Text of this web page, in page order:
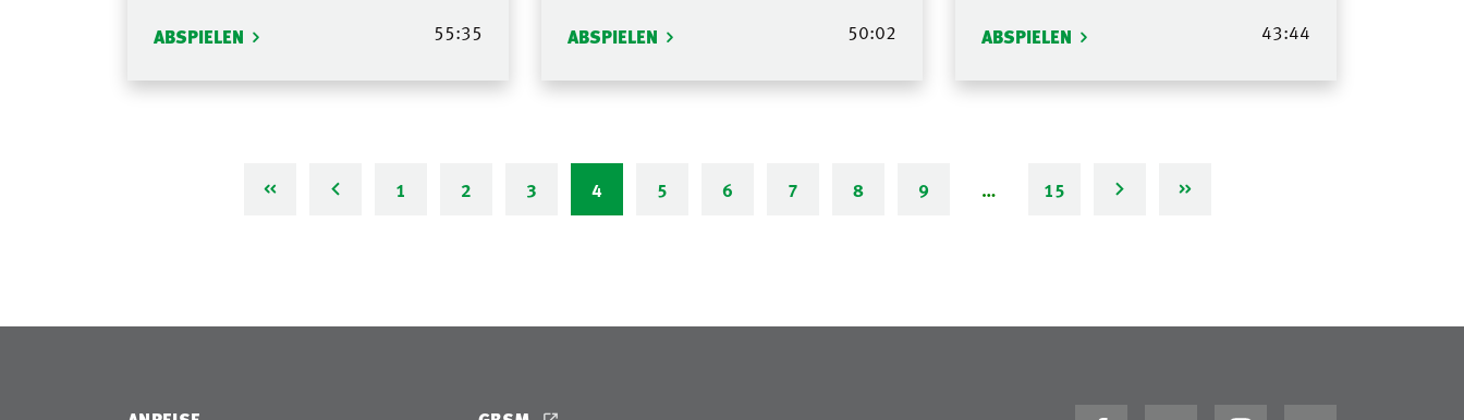
ABSPIELEN 55:35 ABSPIELEN 50:02 ABSPIELEN 43:44
1 2 3 4 5 6 7 8 9 … 15